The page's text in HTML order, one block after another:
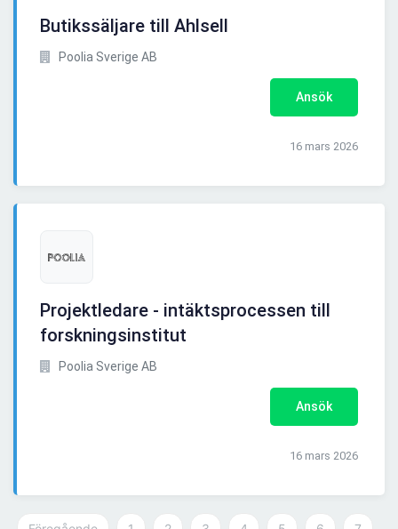
Butikssäljare till Ahlsell
Poolia Sverige AB
Ansök
16 mars 2026
Projektledare - intäktsprocessen till
forskningsinstitut
Poolia Sverige AB
Ansök
16 mars 2026